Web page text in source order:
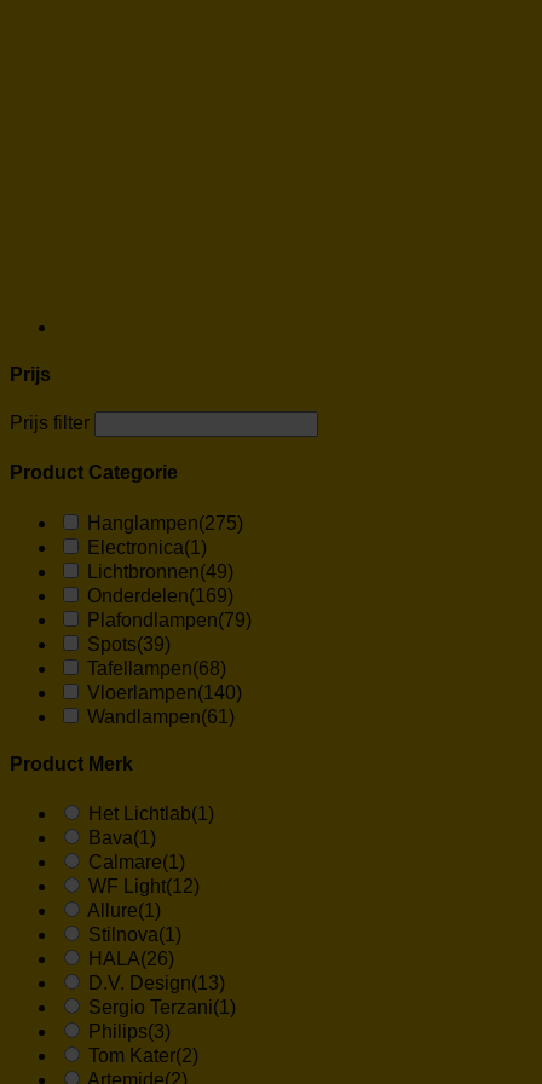
Prijs
Prijs filter
Product Categorie
Hanglampen(275)
Electronica(1)
Lichtbronnen(49)
Onderdelen(169)
Plafondlampen(79)
Spots(39)
Tafellampen(68)
Vloerlampen(140)
Wandlampen(61)
Product Merk
Het Lichtlab(1)
Bava(1)
Calmare(1)
WF Light(12)
Allure(1)
Stilnova(1)
HALA(26)
D.V. Design(13)
Sergio Terzani(1)
Philips(3)
Tom Kater(2)